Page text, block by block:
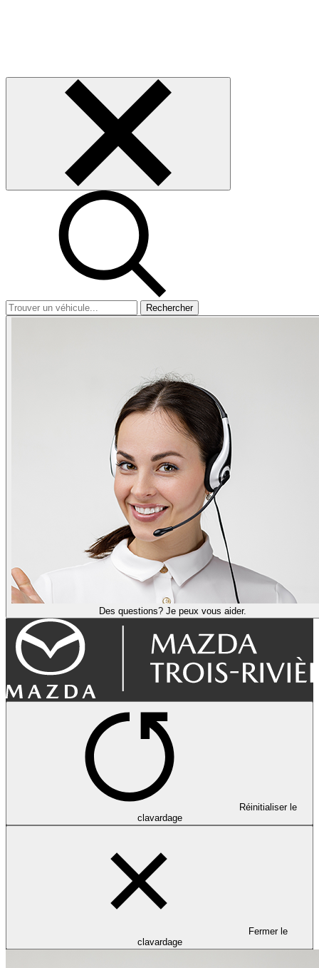
Rechercher
Des questions? Je peux vous aider.
Réinitialiser le
clavardage
Fermer le
clavardage